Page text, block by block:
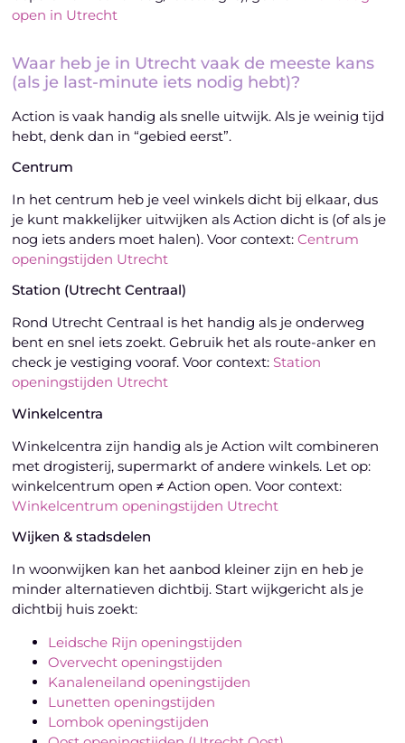
open in Utrecht
Waar heb je in Utrecht vaak de meeste kans
(als je last-minute iets nodig hebt)?
Action is vaak handig als snelle uitwijk. Als je weinig tijd
hebt, denk dan in “gebied eerst”.
Centrum
In het centrum heb je veel winkels dicht bij elkaar, dus
je kunt makkelijker uitwijken als Action dicht is (of als je
nog iets anders moet halen). Voor context:Centrum
openingstijden Utrecht
Station (Utrecht Centraal)
Rond Utrecht Centraal is het handig als je onderweg
bent en snel iets zoekt. Gebruik het als route-anker en
check je vestiging vooraf. Voor context: Station
openingstijden Utrecht
Winkelcentra
Winkelcentra zijn handig als je Action wilt combineren
met drogisterij, supermarkt of andere winkels. Let op:
winkelcentrum open ≠ Action open. Voor context:
Winkelcentrum openingstijden Utrecht
Wijken & stadsdelen
In woonwijken kan het aanbod kleiner zijn en heb je
minder alternatieven dichtbij. Start wijkgericht als je
dichtbij huis zoekt:
Leidsche Rijn openingstijden
Overvecht openingstijden
Kanaleneiland openingstijden
Lunetten openingstijden
Lombok openingstijden